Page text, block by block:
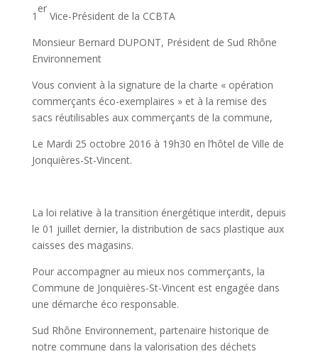
1
er
Vice-Président de la CCBTA
Monsieur Bernard DUPONT, Président de Sud Rhône
Environnement
Vous convient à la signature de la charte « opération
commerçants éco-exemplaires » et à la remise des
sacs réutilisables aux commerçants de la commune,
Le Mardi 25 octobre 2016 à 19h30 en l’hôtel de Ville de
Jonquières-St-Vincent.
La loi relative à la transition énergétique interdit, depuis
le 01 juillet dernier, la distribution de sacs plastique aux
caisses des magasins.
Pour accompagner au mieux nos commerçants, la
Commune de Jonquières-St-Vincent est engagée dans
une démarche éco responsable.
Sud Rhône Environnement, partenaire historique de
notre commune dans la valorisation des déchets